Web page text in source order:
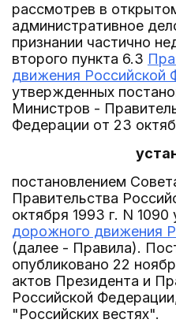
рассмотрев в
административное
признании частично
второго пункта 6.3
движения Российской
утвержденных
Министров -
Федерации от 23
постановлением
Правительства
октября 1993 г. N
дорожного движения
(далее - Правила).
опубликовано 22
актов Президента и
Российской
"Российских вестях".